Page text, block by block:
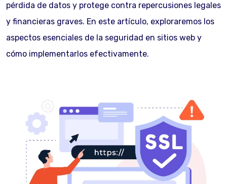
pérdida de datos y protege contra repercusiones legales
y financieras graves. En este artículo, exploraremos los
aspectos esenciales de la seguridad en sitios web y
cómo implementarlos efectivamente.